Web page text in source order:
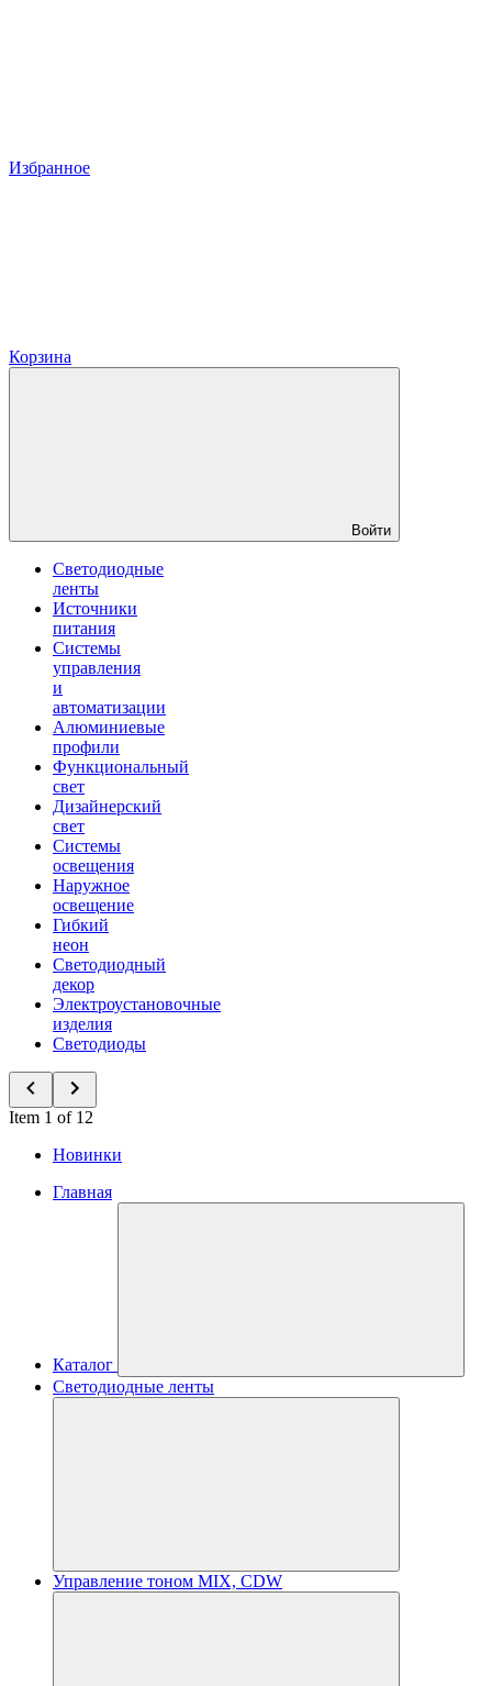
Избранное
Корзина
Войти
Светодиодные
ленты
Источники
питания
Системы
управления
и
автоматизации
Алюминиевые
профили
Функциональный
свет
Дизайнерский
свет
Системы
освещения
Наружное
освещение
Гибкий
неон
Светодиодный
декор
Электроустановочные
изделия
Светодиоды
Item 1 of 12
Новинки
Главная
Каталог
Светодиодные ленты
Управление тоном MIX, CDW